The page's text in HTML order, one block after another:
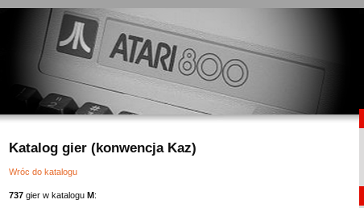
Katalog gier (konwencja Kaz)
Wróc do katalogu
737 gier w katalogu M: